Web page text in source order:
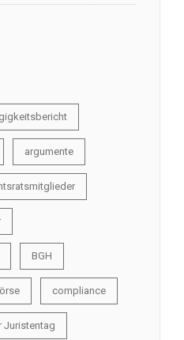
argumente
BGH
compliance
Juristentag